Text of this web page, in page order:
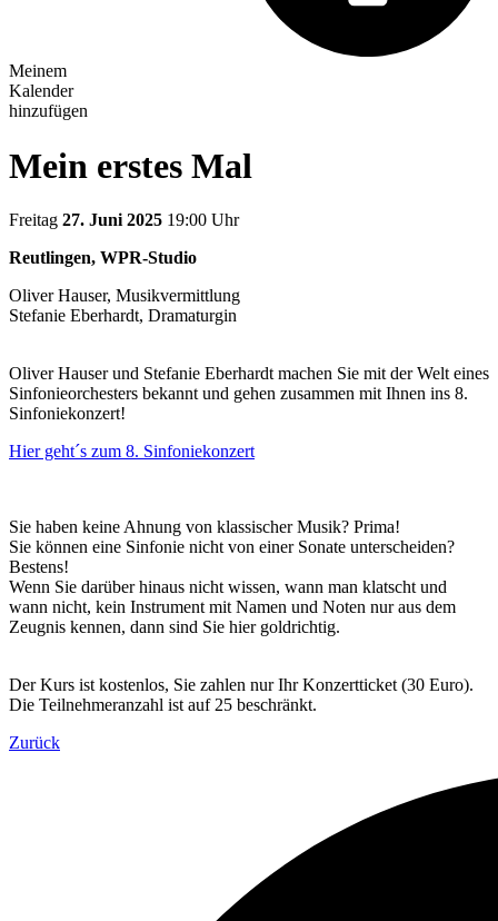
Meinem
Kalender
hinzufügen
Mein erstes Mal
Freitag 27. Juni 2025 19:00 Uhr
Reutlingen, WPR-Studio
Oliver Hauser, Musikvermittlung
Stefanie Eberhardt, Dramaturgin
Oliver Hauser und Stefanie Eberhardt machen Sie mit der Welt eines
Sinfonieorchesters bekannt und gehen zusammen mit Ihnen ins 8.
Sinfoniekonzert!
Hier geht´s zum 8. Sinfoniekonzert
Sie haben keine Ahnung von klassischer Musik? Prima!
Sie können eine Sinfonie nicht von einer Sonate unterscheiden?
Bestens!
Wenn Sie darüber hinaus nicht wissen, wann man klatscht und
wann nicht, kein Instrument mit Namen und Noten nur aus dem
Zeugnis kennen, dann sind Sie hier goldrichtig.
Der Kurs ist kostenlos, Sie zahlen nur Ihr Konzertticket (30 Euro).
Die Teilnehmeranzahl ist auf 25 beschränkt.
Zurück